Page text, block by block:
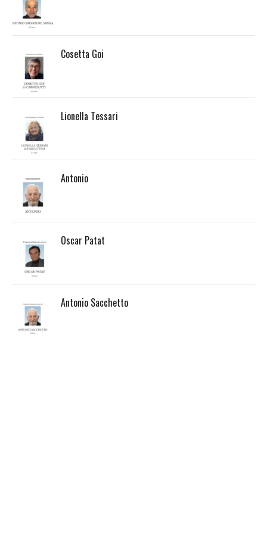
Cosetta Goi
Lionella Tessari
Antonio
Oscar Patat
Antonio Sacchetto